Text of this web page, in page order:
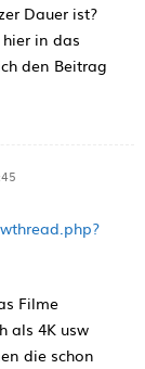
Dauer ist?
in das
den Beitrag
Filme
als 4K usw
die schon